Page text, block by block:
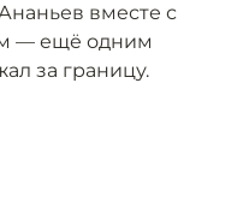
вместе с
— ещё одним
за границу.